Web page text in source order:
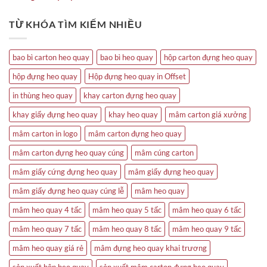
TỪ KHÓA TÌM KIẾM NHIỀU
bao bì carton heo quay bao bì heo quay
hộp carton đựng heo quay
hộp đựng heo quay
Hộp đựng heo quay in Offset
in thùng heo quay
khay carton đựng heo quay
khay giấy đựng heo quay
khay heo quay
mâm carton giá xưởng
mâm carton in logo
mâm carton đựng heo quay
mâm carton đựng heo quay cúng
mâm cúng carton
mâm giấy cứng đựng heo quay
mâm giấy đựng heo quay
mâm giấy đựng heo quay cúng lễ
mâm heo quay
mâm heo quay 4 tấc
mâm heo quay 5 tấc
mâm heo quay 6 tấc
mâm heo quay 7 tấc
mâm heo quay 8 tấc
mâm heo quay 9 tấc
mâm heo quay giá rẻ
mâm đựng heo quay khai trương